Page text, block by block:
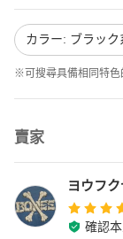
カラー: ブラック
※可搜尋具備相同特色
賣家
ヨウフ
確認